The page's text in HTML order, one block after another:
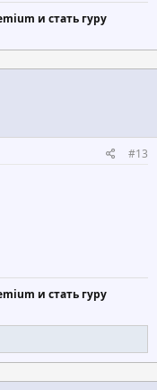
и стать гуру
#13
и стать гуру